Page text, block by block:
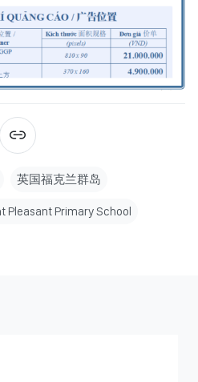
英国福克兰群岛
Pleasant Primary School